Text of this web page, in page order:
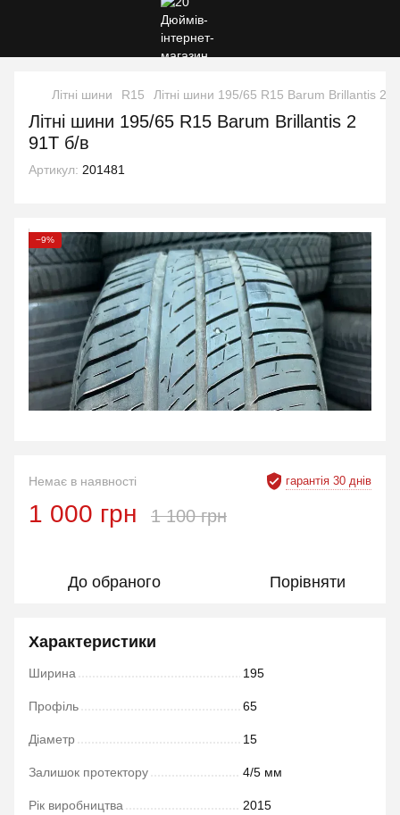
Літні шини R15 Літні шини 195/65 R15 Barum Brillantis 2
Літні шини 195/65 R15 Barum Brillantis 2
91T б/в
Артикул: 201481
−9%
гарантія 30 днів
Немає в наявності
1 000 грн 1 100 грн
До обраного Порівняти
Характеристики
Ширина 195
Профіль 65
Діаметр 15
Залишок протектору 4/5 мм
Рік виробництва 2015